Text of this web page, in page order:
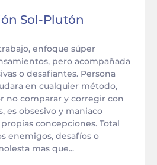
Sol-Plutón
enfoque súper
pero acompañada
o desafiantes. Persona
en cualquier método,
no comparar y corregir con
es obsesivo y maniaco
concepciones. Total
enemigos, desafíos o
mas que...